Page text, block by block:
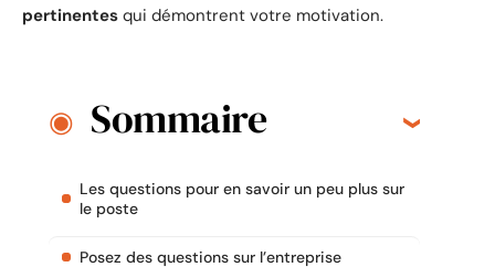
pertinentes qui démontrent votre motivation.
Sommaire
Les questions pour en savoir un peu plus sur
le poste
Posez des questions sur l’entreprise